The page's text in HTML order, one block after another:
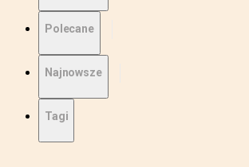
Polecane
Najnowsze
Tagi